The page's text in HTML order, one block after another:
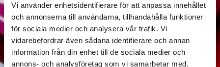
Vi använder enhetsidentifierare för att anpassa innehållet
och annonserna till användarna, tillhandahålla funktioner
för sociala medier och analysera vår trafik. Vi
vidarebefordrar även sådana identifierare och annan
information från din enhet till de sociala medier och
annons- och analysföretag som vi samarbetar med.